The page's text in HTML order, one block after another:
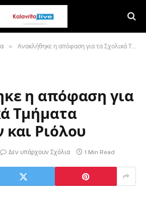
» Ανακλήθηκε η απόφαση για τα Σχολικά Τμήματα Λουσικών και Ριόλου
η απόφαση για
Τμήματα
Ριόλου
Δεν υπάρχουν Σχόλια 1 Min Read